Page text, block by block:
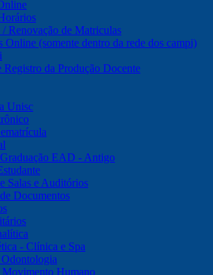
Renovação de Matriculas
Online (somente dentro da rede dos campi)
Registro da Produção Docente
Unisc
EAD - Antigo
Salas e Auditórios
Documentos
- Clínica e Spa
Humano